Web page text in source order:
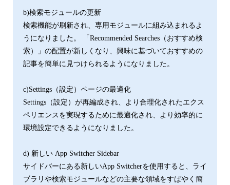
b)検索モジュールの更新
検索機能が刷新され、専用モジュールに組み込まれるよ
うになりました。 「Recommended Searches（おすすめ検
索）」の配置が新しくなり、興味に基づいておすすめの
記事を簡単に見つけられるようになりました。
c)Settings（設定）ページの最適化
Settings（設定）が再編成され、より合理化されたエクス
ペリエンスを実現するために最適化され、より効率的に
環境設定できるようになりました。
d) 新しい App Switcher Sidebar
サイドバーにある新しいApp Switcherを使用すると、ライ
ブラリや検索モジュールなどの主要な領域をすばやく簡